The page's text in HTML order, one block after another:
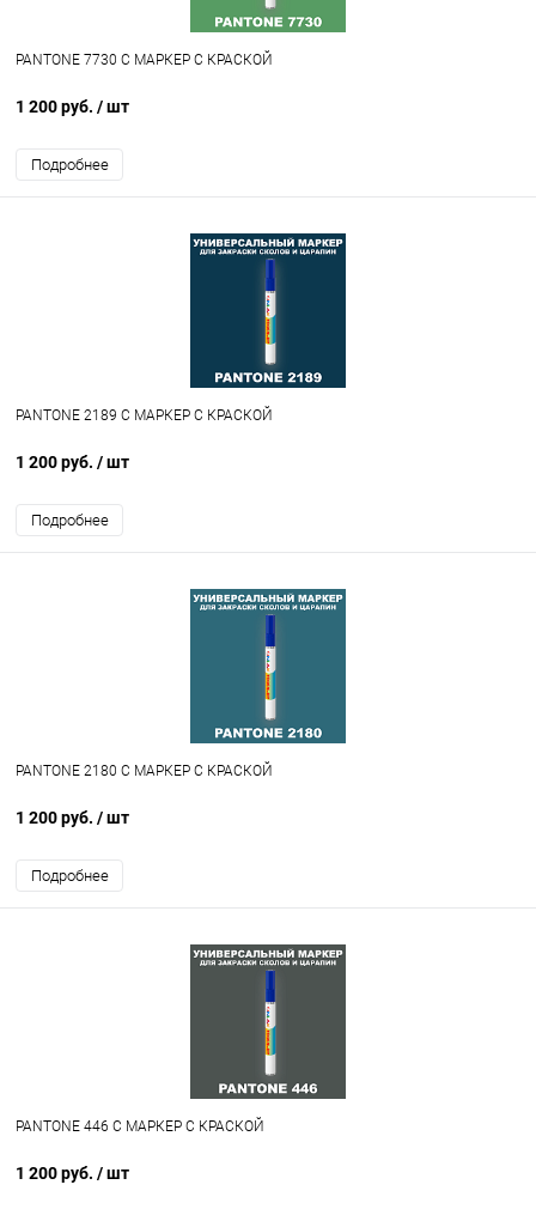
PANTONE 7730 C МАРКЕР С КРАСКОЙ
1 200 руб. / шт
Подробнее
PANTONE 2189 C МАРКЕР С КРАСКОЙ
1 200 руб. / шт
Подробнее
PANTONE 2180 C МАРКЕР С КРАСКОЙ
1 200 руб. / шт
Подробнее
PANTONE 446 C МАРКЕР С КРАСКОЙ
1 200 руб. / шт